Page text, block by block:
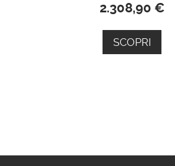
2.308,90 €
SCOPRI